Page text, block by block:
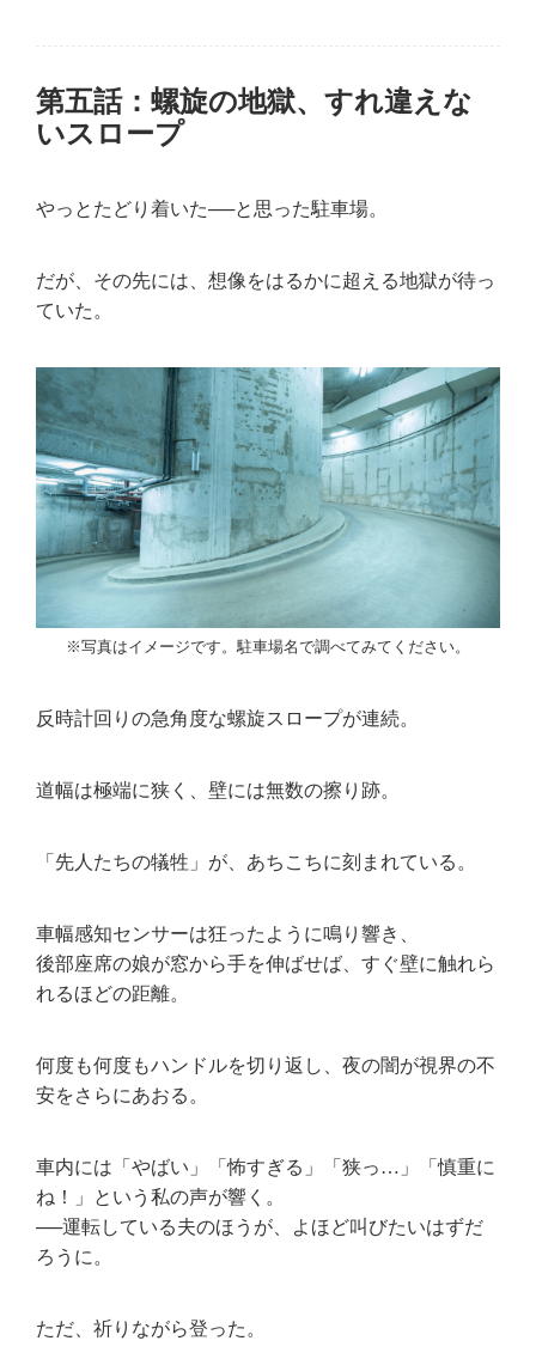
第五話：螺旋の地獄、すれ違えな
いスロープ
やっとたどり着いた──と思った駐車場。
だが、その先には、想像をはるかに超える地獄が待っ
ていた。
※写真はイメージです。駐車場名で調べてみてください。
反時計回りの急角度な螺旋スロープが連続。
道幅は極端に狭く、壁には無数の擦り跡。
「先人たちの犠牲」が、あちこちに刻まれている。
車幅感知センサーは狂ったように鳴り響き、
後部座席の娘が窓から手を伸ばせば、すぐ壁に触れら
れるほどの距離。
何度も何度もハンドルを切り返し、夜の闇が視界の不
安をさらにあおる。
車内には「やばい」「怖すぎる」「狭っ…」「慎重に
ね！」という私の声が響く。
──運転している夫のほうが、よほど叫びたいはずだ
ろうに。
ただ、祈りながら登った。